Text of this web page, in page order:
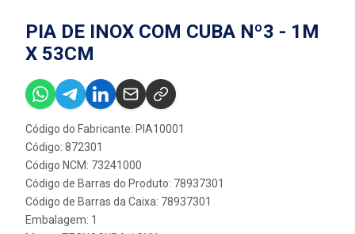
PIA DE INOX COM CUBA Nº3 - 1M
X 53CM
Código do Fabricante: PIA10001
Código: 872301
Código NCM: 73241000
Código de Barras do Produto: 78937301
Código de Barras da Caixa: 78937301
Embalagem: 1